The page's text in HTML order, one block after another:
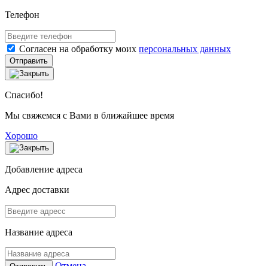
Телефон
Согласен на обработку моих персональных данных
Отправить
Спасибо!
Мы свяжемся с Вами в ближайшее время
Хорошо
Добавление адреса
Адрес доставки
Название адреса